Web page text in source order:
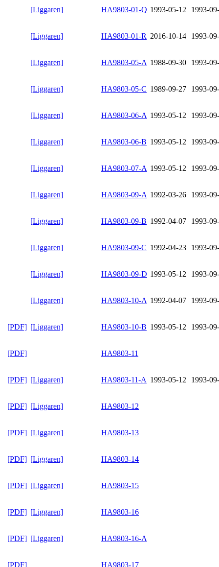
[Liggaren] HA9803-01-Q 1993-05-12 1993-
[Liggaren] HA9803-01-R 2016-10-14 1993-
[Liggaren] HA9803-05-A 1988-09-30 1993-
[Liggaren] HA9803-05-C 1989-09-27 1993-
[Liggaren] HA9803-06-A 1993-05-12 1993-
[Liggaren] HA9803-06-B 1993-05-12 1993-
[Liggaren] HA9803-07-A 1993-05-12 1993-
[Liggaren] HA9803-09-A 1992-03-26 1993-
[Liggaren] HA9803-09-B 1992-04-07 1993-
[Liggaren] HA9803-09-C 1992-04-23 1993-
[Liggaren] HA9803-09-D 1993-05-12 1993-
[Liggaren] HA9803-10-A 1992-04-07 1993-
[PDF] [Liggaren] HA9803-10-B 1993-05-12 1993-
[PDF] HA9803-11
[PDF] [Liggaren] HA9803-11-A 1993-05-12 1993-
[PDF] [Liggaren] HA9803-12
[PDF] [Liggaren] HA9803-13
[PDF] [Liggaren] HA9803-14
[PDF] [Liggaren] HA9803-15
[PDF] [Liggaren] HA9803-16
[PDF] [Liggaren] HA9803-16-A
[PDF] HA9803-17